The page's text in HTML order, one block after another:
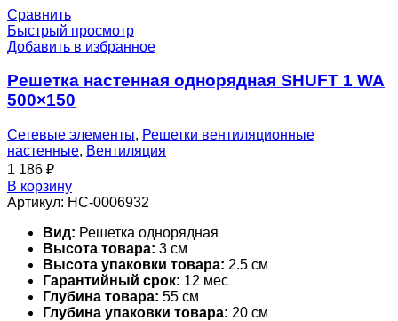
Сравнить
Быстрый просмотр
Добавить в избранное
Решетка настенная однорядная SHUFT 1 WA
500×150
Сетевые элементы, Решетки вентиляционные
настенные, Вентиляция
1 186 ₽
В корзину
Артикул: НС-0006932
Вид: Решетка однорядная
Высота товара: 3 см
Высота упаковки товара: 2.5 см
Гарантийный срок: 12 мес
Глубина товара: 55 см
Глубина упаковки товара: 20 см